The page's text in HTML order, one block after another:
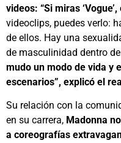
videos: “Si miras
videoclips, puedes verlo:
de ellos. Hay una
de masculinidad dentro
mudo un modo de vida y
escenarios”, explicó el
Su relación con la
en su carrera, Madonna
a coreografías